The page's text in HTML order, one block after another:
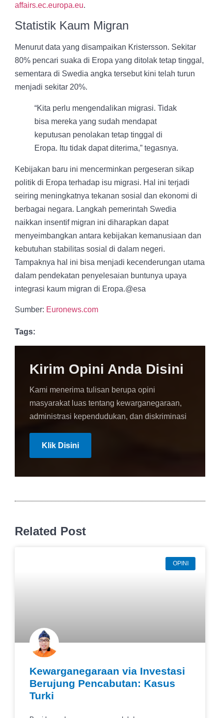
affairs.ec.europa.eu.
Statistik Kaum Migran
Menurut data yang disampaikan Kristersson. Sekitar
80% pencari suaka di Eropa yang ditolak tetap tinggal,
sementara di Swedia angka tersebut kini telah turun
menjadi sekitar 20%.
“Kita perlu mengendalikan migrasi. Tidak
bisa mereka yang sudah mendapat
keputusan penolakan tetap tinggal di
Eropa. Itu tidak dapat diterima,” tegasnya.
Kebijakan baru ini mencerminkan pergeseran sikap
politik di Eropa terhadap isu migrasi. Hal ini terjadi
seiring meningkatnya tekanan sosial dan ekonomi di
berbagai negara. Langkah pemerintah Swedia
naikkan insentif migran ini diharapkan dapat
menyeimbangkan antara kebijakan kemanusiaan dan
kebutuhan stabilitas sosial di dalam negeri.
Tampaknya hal ini bisa menjadi kecenderungan utama
dalam pendekatan penyelesaian buntunya upaya
integrasi kaum migran di Eropa.@esa
Sumber: Euronews.com
Tags:
Kirim Opini Anda Disini
Kami menerima tulisan berupa opini
masyarakat luas tentang kewarganegaraan,
administrasi kependudukan, dan diskriminasi
Klik Disini
Related Post
OPINI
Kewarganegaraan via Investasi
Berujung Pencabutan: Kasus
Turki